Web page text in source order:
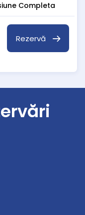
Completa
Rezervă